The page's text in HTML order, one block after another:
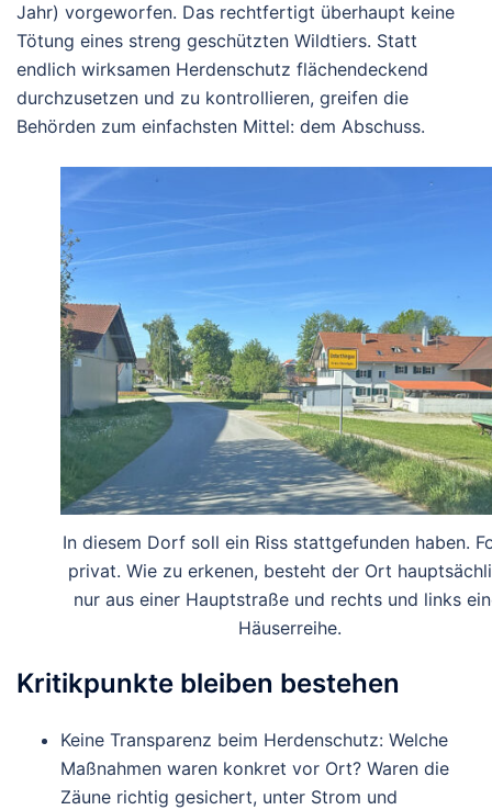
Jahr) vorgeworfen. Das rechtfertigt überhaupt keine
Tötung eines streng geschützten Wildtiers. Statt
endlich wirksamen Herdenschutz flächendeckend
durchzusetzen und zu kontrollieren, greifen die
Behörden zum einfachsten Mittel: dem Abschuss.
In diesem Dorf soll ein Riss stattgefunden haben.
privat. Wie zu erkenen, besteht der Ort
nur aus einer Hauptstraße und rechts und links
Häuserreihe.
Kritikpunkte bleiben bestehen
Keine Transparenz beim Herdenschutz: Welche
Maßnahmen waren konkret vor Ort? Waren die
Zäune richtig gesichert, unter Strom und